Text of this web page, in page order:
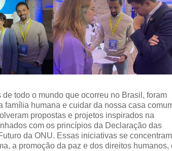
todo o mundo que ocorreu no Brasil, foram
família humana e cuidar da nossa casa
propostas e projetos inspirados na
com os princípios da Declaração das
da ONU. Essas iniciativas se
a promoção da paz e dos direitos humanos,